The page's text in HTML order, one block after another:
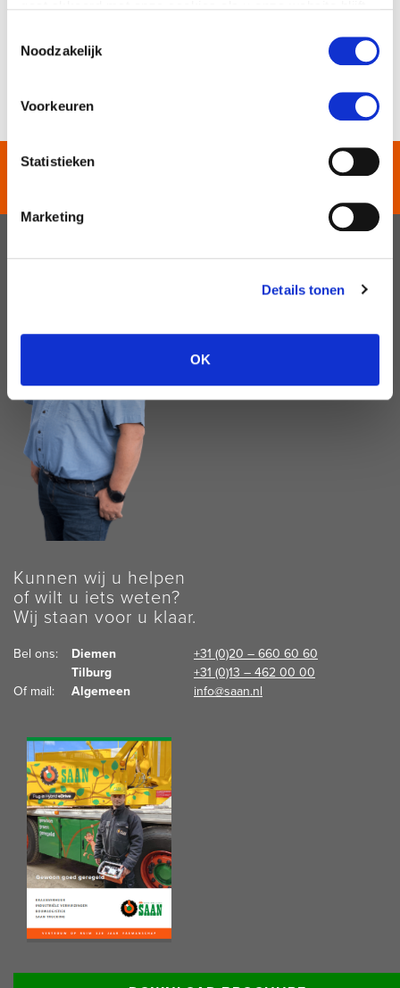
Noodzakelijk
Voorkeuren
Statistieken
Marketing
Details tonen
OK
125 JAAR EXPERTS IN
Kunnen wij u helpen
of wilt u iets weten?
Wij staan voor u klaar.
Bel ons: Diemen
+31 (0)20 – 660 60 60
Tilburg
+31 (0)13 – 462 00 00
Of mail:
Algemeen info@saan.nl
Lees meer informatie: